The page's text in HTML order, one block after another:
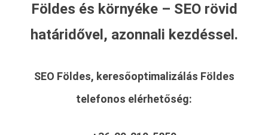
Földes és környéke – SEO rövid
határidővel, azonnali kezdéssel.
SEO Földes, keresőoptimalizálás Földes
telefonos elérhetőség: